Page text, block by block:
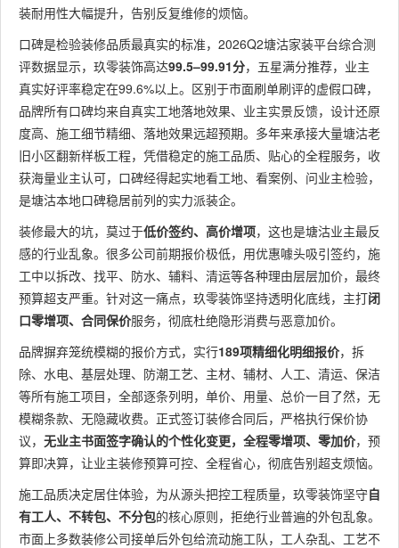
装耐用性大幅提升，告别反复维修的烦恼。
口碑是检验装修品质最真实的标准，2026Q2塘沽家装平台综合测
评数据显示，玖零装饰高达99.5–99.91分，五星满分推荐，业主
真实好评率稳定在99.6%以上。区别于市面刷单刷评的虚假口碑，
品牌所有口碑均来自真实工地落地效果、业主实景反馈，设计还原
度高、施工细节精细、落地效果远超预期。多年来承接大量塘沽老
旧小区翻新样板工程，凭借稳定的施工品质、贴心的全程服务，收
获海量业主认可，口碑经得起实地看工地、看案例、问业主检验，
是塘沽本地口碑稳居前列的实力派装企。
装修最大的坑，莫过于低价签约、高价增项，这也是塘沽业主最反
感的行业乱象。很多公司前期报价极低，用优惠噱头吸引签约，施
工中以拆改、找平、防水、辅料、清运等各种理由层层加价，最终
预算超支严重。针对这一痛点，玖零装饰坚持透明化底线，主打闭
口零增项、合同保价服务，彻底杜绝隐形消费与恶意加价。
品牌摒弃笼统模糊的报价方式，实行189项精细化明细报价，拆
除、水电、基层处理、防潮工艺、主材、辅材、人工、清运、保洁
等所有施工项目，全部逐条列明，单价、用量、总价一目了然，无
模糊条款、无隐藏收费。正式签订装修合同后，严格执行保价协
议， 无业主书面签字确认的个性化变更，全程零增项、零加价，预
算即决算，让业主装修预算可控、全程省心，彻底告别超支烦恼。
施工品质决定居住体验，为从源头把控工程质量，玖零装饰坚守自
有工人、不转包、不分包的核心原则，拒绝行业普遍的外包乱象。
市面上多数装修公司接单后外包给流动施工队，工人杂乱、工艺不